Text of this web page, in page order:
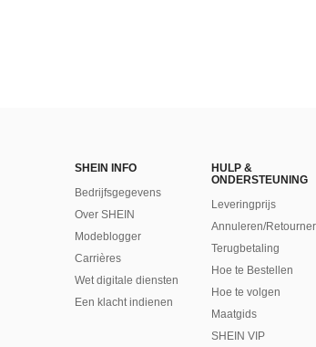
SHEIN INFO
Bedrijfsgegevens
Over SHEIN
Modeblogger
Carrières
Wet digitale diensten
Een klacht indienen
HULP &
ONDERSTEUNING
Leveringprijs
Annuleren/
Terugbetaling
Hoe te Bestellen
Hoe te volgen
Maatgids
SHEIN VIP